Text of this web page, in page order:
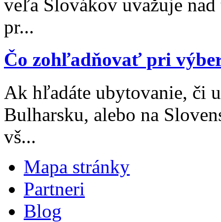
veľa Slovákov uvažuje
pr...
Čo zohľadňovať pri
Ak hľadáte ubytovanie, či
Bulharsku, alebo na
vš...
Mapa stránky
Partneri
Blog